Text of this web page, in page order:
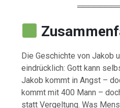
DieGeschichtevonJakob
eindrücklich:Gottkann
Jakobkommt inAngst –
kommtmit400 Mann –
stattVergeltung.Was